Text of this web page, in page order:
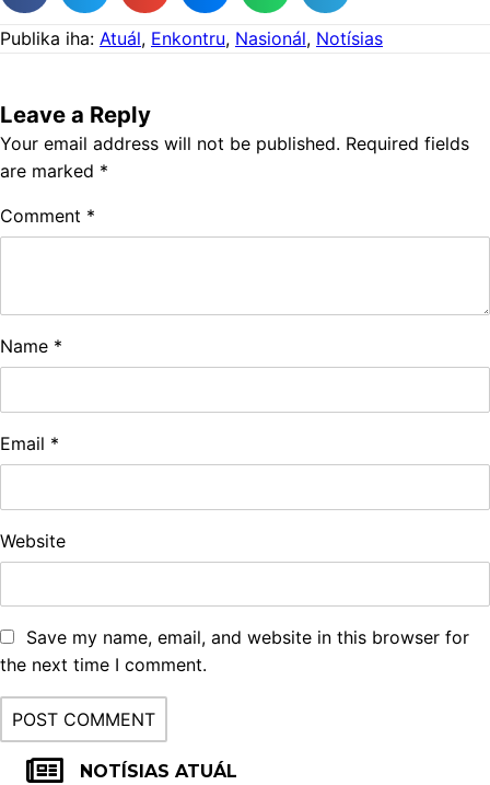
Publika iha: Atuál, Enkontru, Nasionál, Notísias
Leave a Reply
Your email address will not be published. Required fields
are marked *
Comment *
Name *
Email *
Website
Save my name, email, and website in this browser for
the next time I comment.
NOTÍSIAS ATUÁL